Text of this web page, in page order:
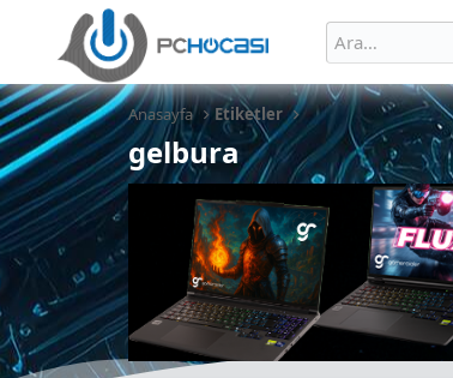
Anasayfa Etiketler
gelbura